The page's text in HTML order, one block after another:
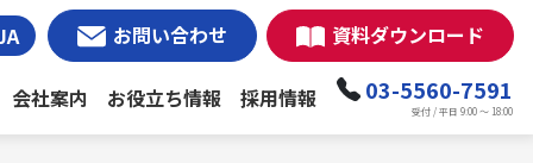
会社案内 お役立ち情報 採用情報 03-5560-7591
受付 / 平日 9:00 ～ 18:00
お問い合わせ 資料ダウンロード